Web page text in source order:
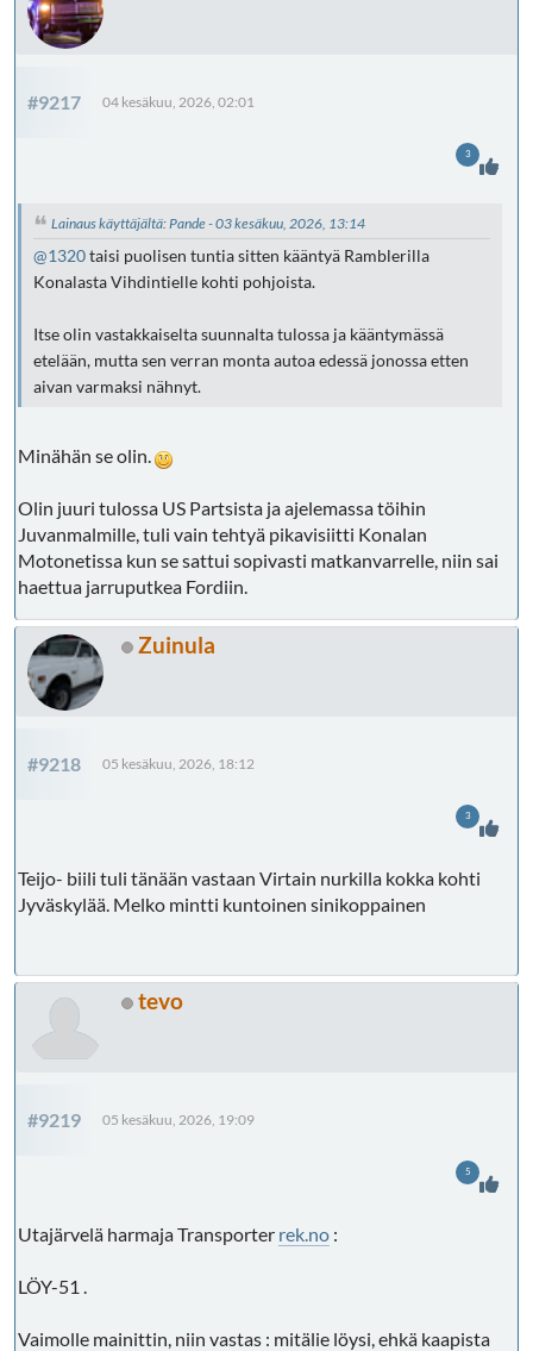
#9217 04 kesäkuu, 2026, 02:01
Lainaus käyttäjältä: Pande - 03 kesäkuu, 2026, 13:14
@1320taisi puolisen tuntia sitten kääntyä Ramblerilla
Konalasta Vihdintielle kohti pohjoista.
Itse olin vastakkaiselta suunnalta tulossa ja kääntymässä
etelään, mutta sen verran monta autoa edessä jonossa etten
aivan varmaksi nähnyt.
Minähän se olin.
Olin juuri tulossa US Partsista ja ajelemassa töihin
Juvanmalmille, tuli vain tehtyä pikavisiitti Konalan
Motonetissa kun se sattui sopivasti matkanvarrelle, niin sai
haettua jarruputkea Fordiin.
3
Zuinula
#9218 05 kesäkuu, 2026, 18:12
Teijo- biili tuli tänään vastaan Virtain nurkilla kokka kohti
Jyväskylää. Melko mintti kuntoinen sinikoppainen
3
tevo
#9219 05 kesäkuu, 2026, 19:09
Utajärvelä harmaja Transporter rek.no :
LÖY-51 .
Vaimolle mainittin, niin vastas : mitälie löysi, ehkä kaapista
5